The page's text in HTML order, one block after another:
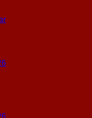
Keine
2026
Keine